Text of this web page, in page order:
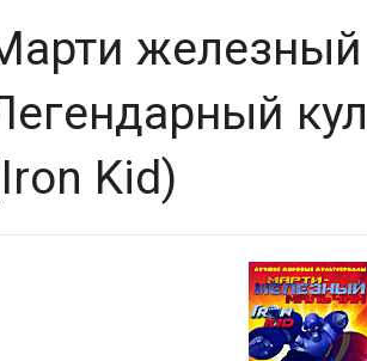
Kid)